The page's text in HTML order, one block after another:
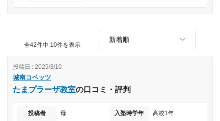
進路相談などをたくさんしてくれて相談しやすかった困った
ことはなんでも相談できる環境ではあった
改善してほしい点
周りの塾に比べて少し値段が高かったため、もう少しお安く
値段不相応。大学生のアルバイトばかりなのに高すぎるし、
全42件中 10件を表示
城南コベッツ
たまプラーザ教室の口コミ・評判
投稿日 : 2025/3/10
投稿者 母 入塾時学年 高校1年